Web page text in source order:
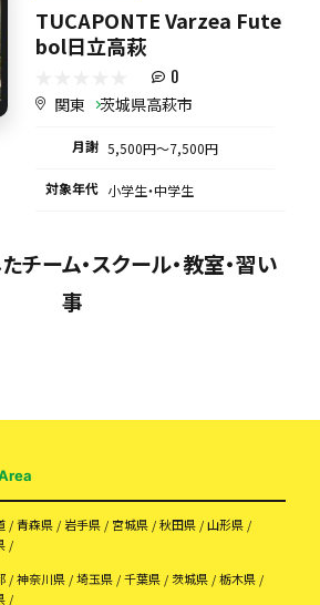
TUCAPONTE Varzea Fute
bol日立高萩
0
関東 茨城県高萩市
月謝 5,500円〜7,500円
対象年代 小学生・中学生
チーム・スクール・教室・習い
事
青森県 岩手県 宮城県 秋田県
山形県
神奈川県 埼玉県 千葉県 茨城県
栃木県